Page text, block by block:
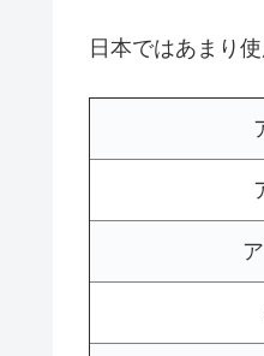
日本ではあまり